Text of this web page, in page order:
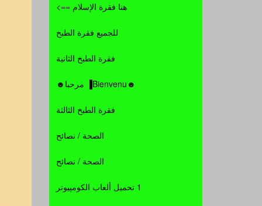
هنا فقرة الإسلام ==>
للجميع فقرة الطبخ
فقرة الطبخ الثانية
☻Bienvenu▐ مرحبا☻
فقرة الطبخ الثالثة
الصحة / نصائح
الصحة / نصائح
1 تحميل ألعاب الكومپيوتر